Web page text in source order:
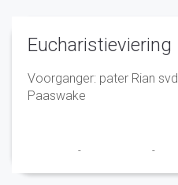
Eucharistieviering
Voorganger: pater Rian svd
Paaswake
- -